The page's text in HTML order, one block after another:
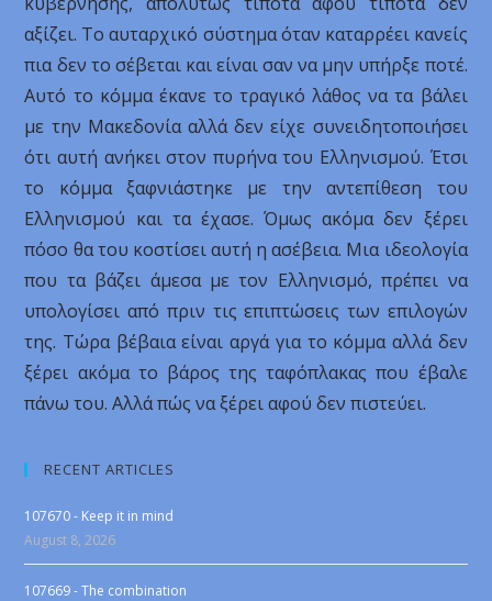
αξίζει. Το αυταρχικό σύστημα όταν καταρρέει κανείς
πια δεν το σέβεται και είναι σαν να μην υπήρξε ποτέ.
Αυτό το κόμμα έκανε το τραγικό λάθος να τα βάλει
με την Μακεδονία αλλά δεν είχε συνειδητοποιήσει
ότι αυτή ανήκει στον πυρήνα του Ελληνισμού. Έτσι
το κόμμα ξαφνιάστηκε με την αντεπίθεση του
Ελληνισμού και τα έχασε. Όμως ακόμα δεν ξέρει
πόσο θα του κοστίσει αυτή η ασέβεια. Μια ιδεολογία
που τα βάζει άμεσα με τον Ελληνισμό, πρέπει να
υπολογίσει από πριν τις επιπτώσεις των επιλογών
της. Τώρα βέβαια είναι αργά για το κόμμα αλλά δεν
ξέρει ακόμα το βάρος της ταφόπλακας που έβαλε
πάνω του. Αλλά πώς να ξέρει αφού δεν πιστεύει.
RECENT ARTICLES
107670 - Keep it in mind
August 8, 2026
107669 - The combination